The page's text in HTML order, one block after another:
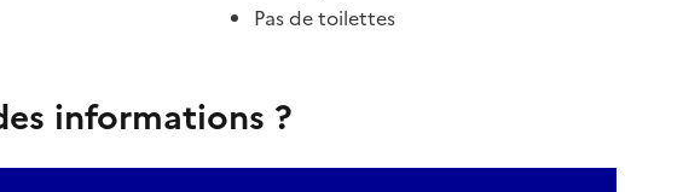
Pas de toilettes
informations ?